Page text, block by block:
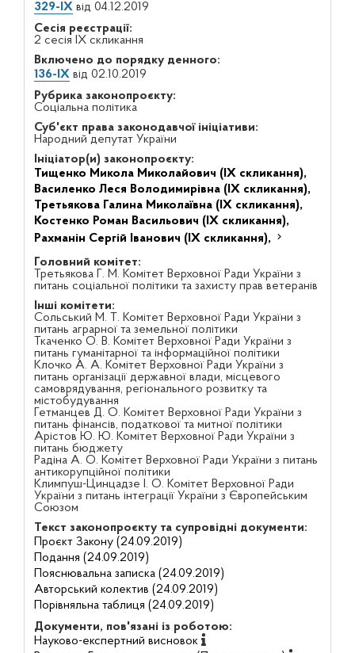
329-IXвід 04.12.2019
Сесія реєстрації:
2 сесія IX скликання
Включено до порядку денного:
136-IXвід 02.10.2019
Рубрика законопроєкту:
Соціальна політика
Суб'єкт права законодавчої ініціативи:
Народний депутат України
Ініціатор(и) законопроєкту:
Тищенко Микола Миколайович (IX скликання),
Василенко Леся Володимирівна (IX скликання),
Третьякова Галина Миколаївна (IX скликання),
Костенко Роман Васильович (IX скликання),
Рахманін Сергій Іванович (IX скликання),
Головний комітет:
Третьякова Г. М. Комітет Верховної Ради України з
питань соціальної політики та захисту прав ветеранів
Інші комітети:
Сольський М. Т. Комітет Верховної Ради України з
питань аграрної та земельної політики
Ткаченко О. В. Комітет Верховної Ради України з
питань гуманітарної та інформаційної політики
Клочко А. А. Комітет Верховної Ради України з
питань організації державної влади, місцевого
самоврядування, регіонального розвитку та
містобудування
Гетманцев Д. О. Комітет Верховної Ради України з
питань фінансів, податкової та митної політики
Арістов Ю. Ю. Комітет Верховної Ради України з
питань бюджету
Радіна А. О. Комітет Верховної Ради України з питань
антикорупційної політики
Климпуш-Цинцадзе І. О. Комітет Верховної Ради
України з питань інтеграції України з Європейським
Союзом
Текст законопроєкту та супровідні документи:
Проєкт Закону (24.09.2019)
Подання (24.09.2019)
Пояснювальна записка (24.09.2019)
Авторський колектив (24.09.2019)
Порівняльна таблиця (24.09.2019)
Документи, пов'язані із роботою:
Науково-експертний висновок